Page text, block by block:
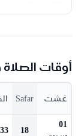
أوقات
غشت Safar
01
18